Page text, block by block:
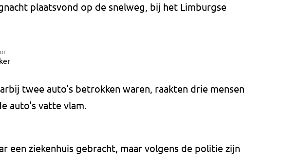
plaatsvond op de snelweg, bij het Limburgse
twee auto's betrokken waren, raakten drie mensen
auto's vatte vlam.
een ziekenhuis gebracht, maar volgens de politie zijn